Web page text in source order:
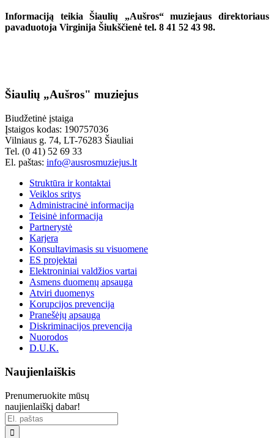
Informaciją teikia Šiaulių „Aušros“ muziejaus direktoriaus
pavaduotoja Virginija Šiukščienė tel. 8 41 52 43 98.
Šiaulių „Aušros" muziejus
Biudžetinė įstaiga
Įstaigos kodas: 190757036
Vilniaus g. 74, LT-76283 Šiauliai
Tel. (0 41) 52 69 33
El. paštas: info@ausrosmuziejus.lt
Struktūra ir kontaktai
Veiklos sritys
Administracinė informacija
Teisinė informacija
Partnerystė
Karjera
Konsultavimasis su visuomene
ES projektai
Elektroniniai valdžios vartai
Asmens duomenų apsauga
Atviri duomenys
Korupcijos prevencija
Pranešėjų apsauga
Diskriminacijos prevencija
Nuorodos
D.U.K.
Naujienlaiškis
Prenumeruokite mūsų
naujienlaiškį dabar!
